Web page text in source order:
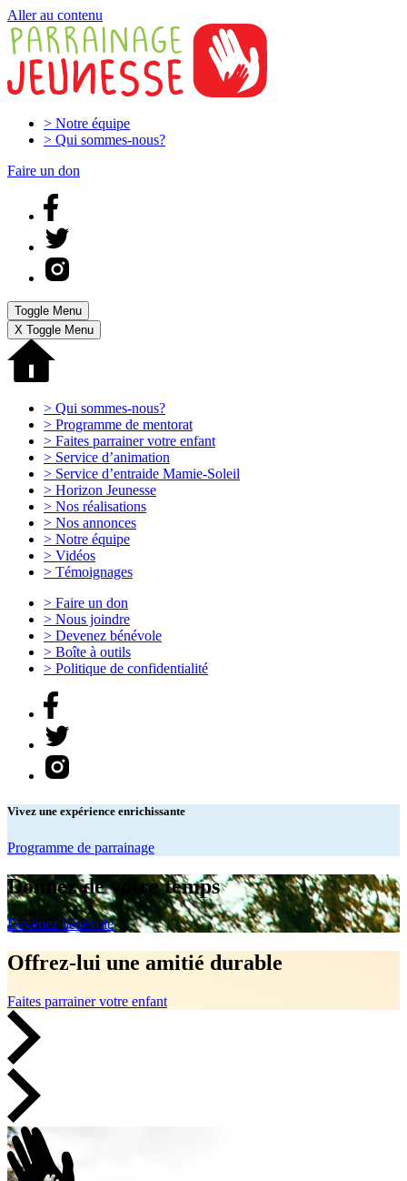
Aller au contenu
> Notre équipe
> Qui sommes-nous?
Faire un don
Toggle Menu
X Toggle Menu
> Qui sommes-nous?
> Programme de mentorat
> Faites parrainer votre enfant
> Service d’animation
> Service d’entraide Mamie-Soleil
> Horizon Jeunesse
> Nos réalisations
> Nos annonces
> Notre équipe
> Vidéos
> Témoignages
> Faire un don
> Nous joindre
> Devenez bénévole
> Boîte à outils
> Politique de confidentialité
Vivez une expérience enrichissante
Programme de parrainage
Donnez de votre temps
Devenez bénévole
Offrez-lui une amitié durable
Faites parrainer votre enfant